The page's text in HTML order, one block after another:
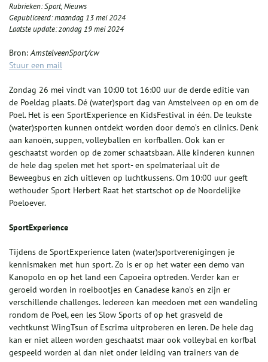
Rubrieken:Sport,Nieuws
Gepubliceerd:maandag 13 mei 2024
Laatste update:zondag 19 mei 2024
Bron:AmstelveenSport/cw
Stuur een mail
Zondag 26 mei vindt van 10:00 tot 16:00 uur de derde editie van
de Poeldag plaats. Dé (water)sport dag van Amstelveen op en om de
Poel. Het is een SportExperience en KidsFestival in één. De leukste
(water)sporten kunnen ontdekt worden door demo’s en clinics. Denk
aan kanoën, suppen, volleyballen en korfballen. Ook kan er
geschaatst worden op de zomer schaatsbaan. Alle kinderen kunnen
de hele dag spelen met het sport- en spelmateriaal uit de
Beweegbus en zich uitleven op luchtkussens. Om 10:00 uur geeft
wethouder Sport Herbert Raat het startschot op de Noordelijke
Poeloever.
SportExperience
Tijdens de SportExperience laten (water)sportverenigingen je
kennismaken met hun sport. Zo is er op het water een demo van
Kanopolo en op het land een Capoeira optreden. Verder kan er
geroeid worden in roeibootjes en Canadese kano’s en zijn er
verschillende challenges. Iedereen kan meedoen met een wandeling
rondom de Poel, een les Slow Sports of op het grasveld de
vechtkunst WingTsun of Escrima uitproberen en leren. De hele dag
kan er niet alleen worden geschaatst maar ook volleybal en korfbal
gespeeld worden al dan niet onder leiding van trainers van de